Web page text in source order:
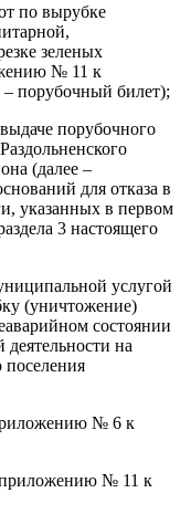
по вырубке
зеленых
№ 11 к
– порубочный билет);
порубочного
(далее –
для отказа в
указанных в первом
3 настоящего
услугой
(уничтожение)
состоянии
на
поселения
№ 6 к
приложению № 11 к